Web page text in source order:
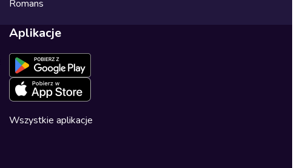
Romans
Aplikacje
Wszystkie aplikacje